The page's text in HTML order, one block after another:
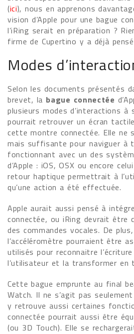
(ici), nous en apprenons
vision d’Apple pour une bague
l’iRing serait en préparation ?
firme de Cupertino y a déjà
Modes
Selon les documents présentés
brevet, la bague connectée
plusieurs modes d’interactions à
pourrait retrouver un écran
cette montre connectée. Elle ne
mais suffisante pour naviguer à
fonctionnant avec un des
d’Apple : iOS, OSX ou encore
retour haptique permettrait à
qu’une action a été effectuée.
Apple aurait aussi pensé à
connectée, ou iRing devrait être
des commandes vocales. De
l’accéléromètre pourraient être
utilisés pour reconnaitre
l’utilisateur et la transformer en
Cette bague emprunte au final
Watch. Il ne s’agit pas
y retrouve aussi certaines
connectée pourrait aussi être
(ou 3D Touch). Elle se